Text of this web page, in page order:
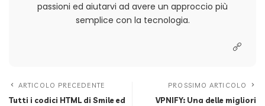
passioni ed aiutarvi ad avere un approccio più
semplice con la tecnologia.
ARTICOLO PRECEDENTE
Tutti i codici HTML di Smile ed
PROSSIMO ARTICOLO
VPNIFY: Una delle migliori